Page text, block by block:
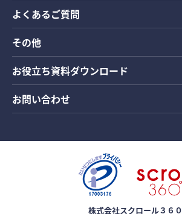
よくあるご質問
その他
お役立ち資料ダウンロード
お問い合わせ
株式会社スクロール３６０